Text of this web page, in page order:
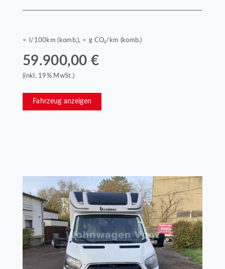
≈ l/100km (komb.), ≈ g CO₂/km (komb.)
59.900,00 €
(inkl. 19% MwSt.)
Fahrzeug anzeigen